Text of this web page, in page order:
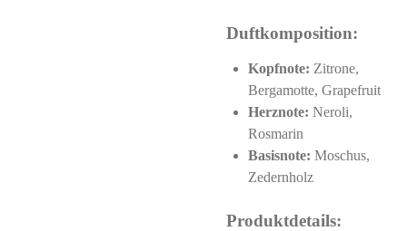
Duftkomposition:
Kopfnote: Zitrone,
Bergamotte, Grapefruit
Herznote: Neroli,
Rosmarin
Basisnote: Moschus,
Zedernholz
Produktdetails: